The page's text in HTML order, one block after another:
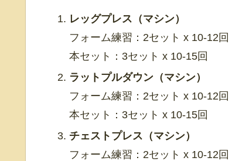
レッグプレス（マシン）
フォーム練習：2セット x 10-12回
本セット：3セット x 10-15回
ラットプルダウン（マシン）
フォーム練習：2セット x 10-12回
本セット：3セット x 10-15回
チェストプレス（マシン）
フォーム練習：2セット x 10-12回